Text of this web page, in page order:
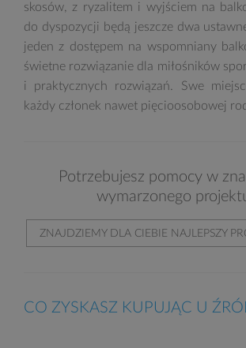
skosów, z ryzalitem i wyjściem na
do dyspozycji będą jeszcze dwa
jeden z dostępem na wspomniany
świetne rozwiązanie dla miłośników
i praktycznych rozwiązań. Swe
każdy członek nawet pięcioosobowej
Potrzebujesz pomocy w
wymarzonego
ZNAJDZIEMY DLA CIEBIE NAJLEPSZY
CO ZYSKASZ KUPUJĄC U